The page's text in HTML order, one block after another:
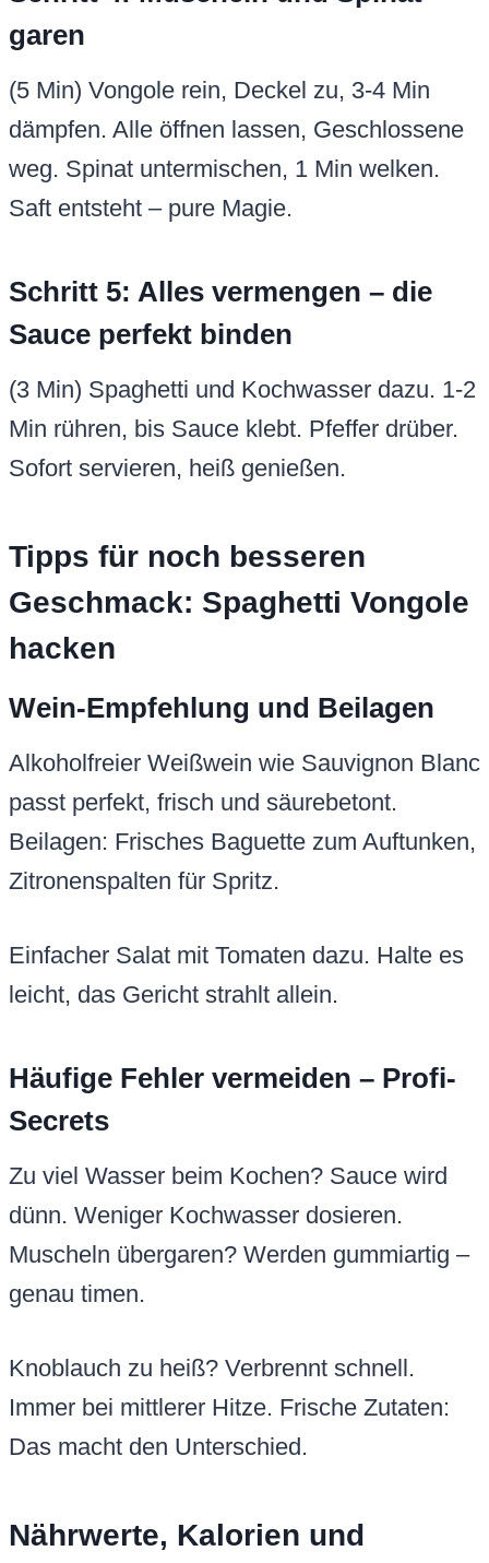
garen
(5 Min) Vongole rein, Deckel zu, 3-4 Min
dämpfen. Alle öffnen lassen, Geschlossene
weg. Spinat untermischen, 1 Min welken.
Saft entsteht – pure Magie.
Schritt 5: Alles vermengen – die
Sauce perfekt binden
(3 Min) Spaghetti und Kochwasser dazu. 1-2
Min rühren, bis Sauce klebt. Pfeffer drüber.
Sofort servieren, heiß genießen.
Tipps für noch besseren
Geschmack: Spaghetti Vongole
hacken
Wein-Empfehlung und Beilagen
Alkoholfreier Weißwein wie Sauvignon Blanc
passt perfekt, frisch und säurebetont.
Beilagen: Frisches Baguette zum Auftunken,
Zitronenspalten für Spritz.
Einfacher Salat mit Tomaten dazu. Halte es
leicht, das Gericht strahlt allein.
Häufige Fehler vermeiden – Profi-
Secrets
Zu viel Wasser beim Kochen? Sauce wird
dünn. Weniger Kochwasser dosieren.
Muscheln übergaren? Werden gummiartig –
genau timen.
Knoblauch zu heiß? Verbrennt schnell.
Immer bei mittlerer Hitze. Frische Zutaten:
Das macht den Unterschied.
Nährwerte, Kalorien und